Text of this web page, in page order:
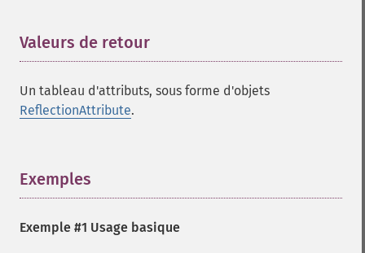
Valeurs de retour
Un tableau d'attributs, sous forme d'objets
ReflectionAttribute.
Exemples
Exemple #1 Usage basique